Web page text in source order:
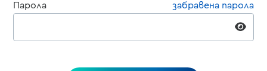
Парола забравена парола